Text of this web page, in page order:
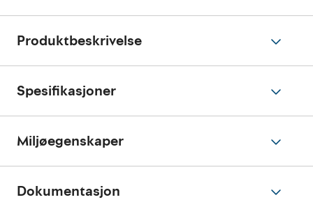
Produktbeskrivelse
Spesifikasjoner
Miljøegenskaper
Dokumentasjon